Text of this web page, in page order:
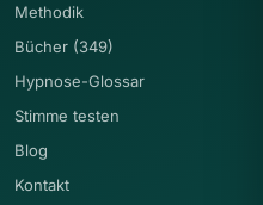
Methodik
Bücher (349)
Hypnose-Glossar
Stimme testen
Blog
Kontakt